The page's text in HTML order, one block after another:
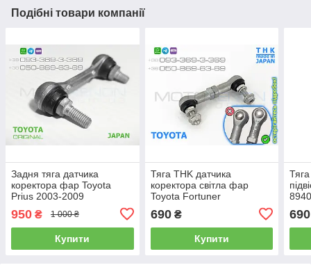
Подібні товари компанії
Задня тяга датчика
коректора фар Toyota
Prius 2003-2009
AFS sensor link rod
950 ₴ 1 000 ₴
Купити
Тяга THK датчика
коректора світла фар
Toyota Fortuner
8940871030, 89408-71030
тяжка висоти підвіски
(Японія)
690₴
Купити
фар
690